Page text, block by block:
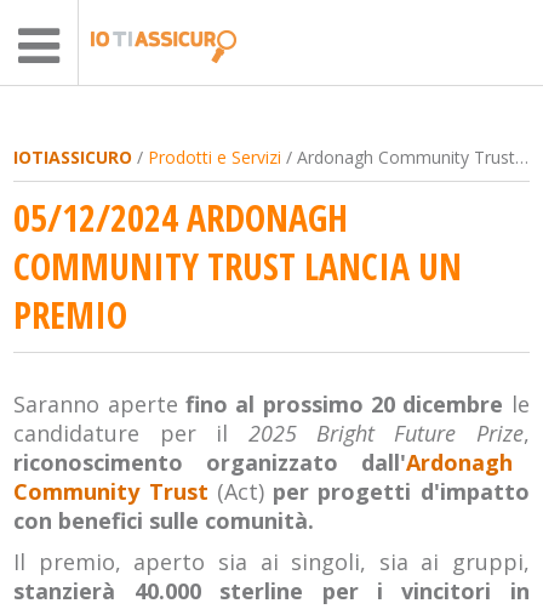
IOTIASSICURO / Prodotti e Servizi / Ardonagh Community Trust lancia un premio
05/12/2024 ARDONAGH
COMMUNITY TRUST LANCIA UN
PREMIO
Saranno aperte fino al prossimo 20 dicembre le
candidature per il 2025 Bright Future Prize,
riconoscimento organizzato dall'Ardonagh
Community Trust (Act)per progetti d'impatto
con benefici sulle comunità.
Il premio, aperto sia ai singoli, sia ai gruppi,
stanzierà 40.000 sterline per i vincitori in